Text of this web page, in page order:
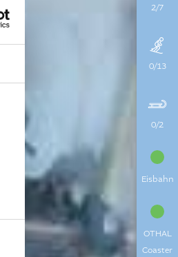
2/7
0/13
0/2
Eisbahn
OTHAL
Coaster